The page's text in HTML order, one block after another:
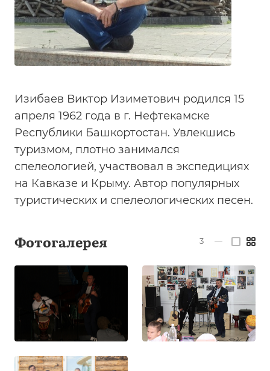
Изибаев Виктор Изиметович родился 15
апреля 1962 года в г. Нефтекамске
Республики Башкортостан. Увлекшись
туризмом, плотно занимался
спелеологией, участвовал в экспедициях
на Кавказе и Крыму. Автор популярных
туристических и спелеологических песен.
Фотогалерея 3 —